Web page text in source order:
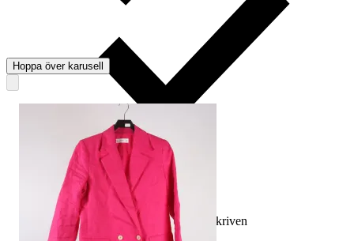
Ersättning om varan inte är som beskriven
Hoppa över karusell